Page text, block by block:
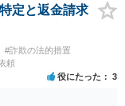
ません。 以上、ご参
定と返金請求
#詐欺の法的措置
頼
役にたった 3